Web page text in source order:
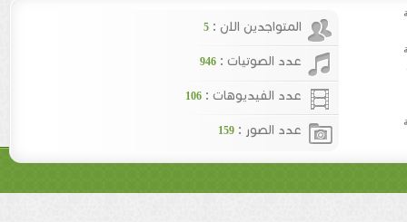
المتواجدين الان : 5
عدد الصوتيات : 946
عدد الفيديوهات : 106
عدد الصور : 159